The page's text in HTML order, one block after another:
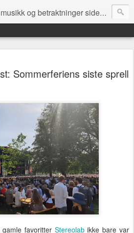
og betraktninger siden 2008
Sommerferiens siste sprell
favoritter Stereolabikke bare var